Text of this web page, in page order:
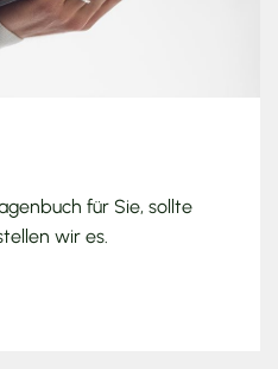
für Sie, sollte
wir es.